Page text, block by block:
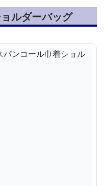
ルダーバッグ